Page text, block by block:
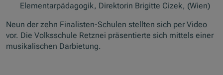
Elementarpädagogik, Direktorin Brigitte Cizek, (Wien)
Neun der zehn Finalisten-Schulen stellten sich per Video
vor. Die Volksschule Retznei präsentierte sich mittels einer
musikalischen Darbietung.